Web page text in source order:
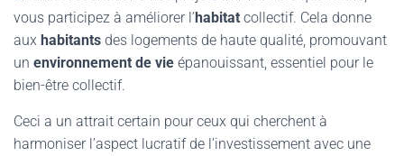
vous participez à améliorer l’habitat collectif. Cela donne
aux habitants des logements de haute qualité, promouvant
un environnement de vie épanouissant, essentiel pour le
bien-être collectif.
Ceci a un attrait certain pour ceux qui cherchent à
harmoniser l’aspect lucratif de l’investissement avec une